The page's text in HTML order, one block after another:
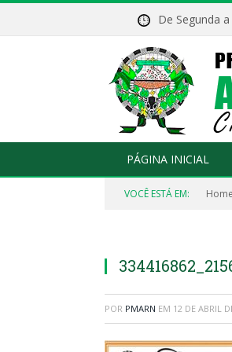
De Segunda
PÁGINA INICIAL
VOCÊ ESTÁ EM: Home
POR PMARN EM 12 DE ABRIL